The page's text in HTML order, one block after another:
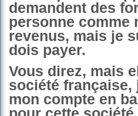
demandent des
personne comme
revenus, mais je
dois payer.
Vous direz, mais
société française,
mon compte en